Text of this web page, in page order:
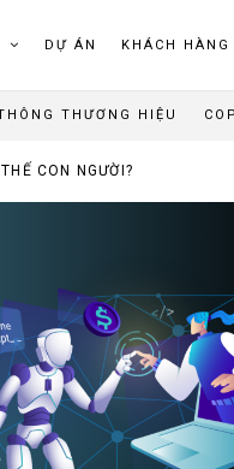
DỰ ÁN KHÁCH HÀNG
THƯƠNG HIỆU
CON NGƯỜI?